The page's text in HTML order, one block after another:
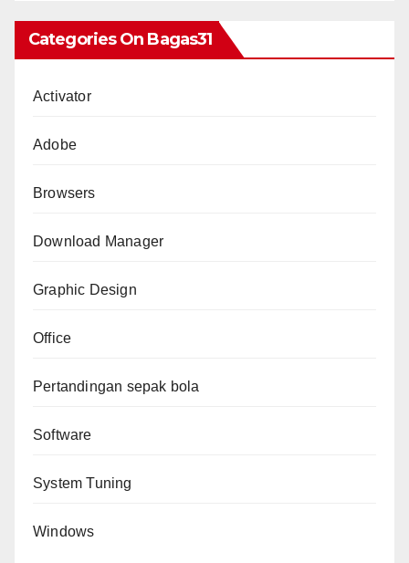
Categories On Bagas31
Activator
Adobe
Browsers
Download Manager
Graphic Design
Office
Pertandingan sepak bola
Software
System Tuning
Windows